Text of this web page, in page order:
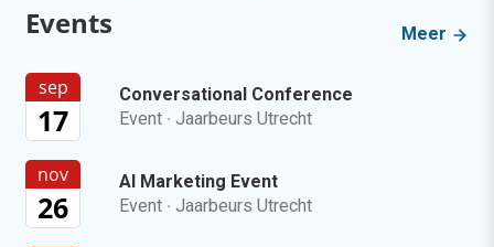
Events Meer
sep
17
Conversational Conference
Event · Jaarbeurs Utrecht
nov
26
AI Marketing Event
Event · Jaarbeurs Utrecht